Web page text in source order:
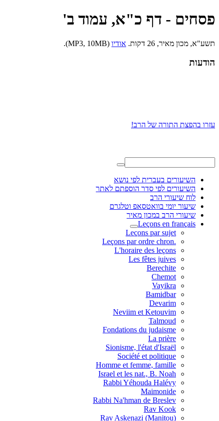
פסחים - דף כ"א, עמוד ב'
תשע"א, מכון מאיר, 26 דקות. אודיו (MP3, 10MB).
הודעות
עזרו בהפצת התורה של הרב!
השיעורים בעברית לפי נושא
השיעורים לפי סדר הוספתם לאתר
לוח שיעורי הרב
שיעור יומי בוואטסאפ וטלגרם
שיעורי הרב במכון מאיר
Leçons en français
Leçons par sujet
.Leçons par ordre chron
L'horaire des leçons
Les fêtes juives
Berechite
Chemot
Vayikra
Bamidbar
Devarim
Neviim et Ketouvim
Talmoud
Fondations du judaisme
La prière
Sionisme, l'état d'Israël
Société et politique
Homme et femme, famille
Israel et les nat., B. Noah
Rabbi Yéhouda Halévy
Maimonide
Rabbi Na'hman de Breslev
Rav Kook
(Rav Askenazi (Manitou